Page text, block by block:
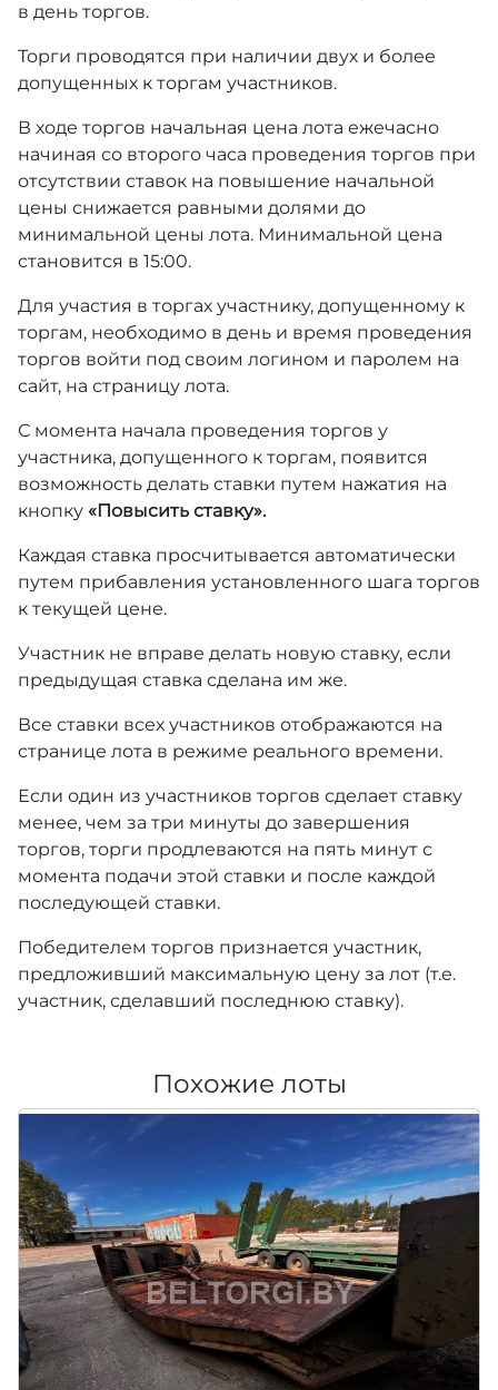
в день торгов.
Торги проводятся при наличии двух и более
допущенных к торгам участников.
В ходе торгов начальная цена лота ежечасно
начиная со второго часа проведения торгов при
отсутствии ставок на повышение начальной
цены снижается равными долями до
минимальной цены лота. Минимальной цена
становится в 15:00.
Для участия в торгах участнику, допущенному к
торгам, необходимо в день и время проведения
торгов войти под своим логином и паролем на
сайт, на страницу лота.
С момента начала проведения торгов у
участника, допущенного к торгам, появится
возможность делать ставки путем нажатия на
кнопку «Повысить ставку».
Каждая ставка просчитывается автоматически
путем прибавления установленного шага торгов
к текущей цене.
Участник не вправе делать новую ставку, если
предыдущая ставка сделана им же.
Все ставки всех участников отображаются на
странице лота в режиме реального времени.
Если один из участников торгов сделает ставку
менее, чем за три минуты до завершения
торгов, торги продлеваются на пять минут с
момента подачи этой ставки и после каждой
последующей ставки.
Победителем торгов признается участник,
предложивший максимальную цену за лот (т.е.
участник, сделавший последнюю ставку).
Похожие лоты